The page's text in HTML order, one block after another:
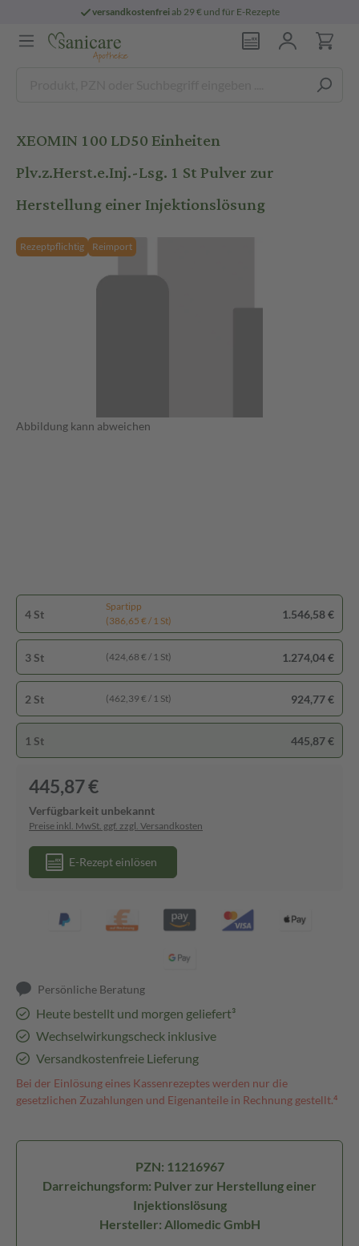
versandkostenfreiab 29 € und für E-Rezepte
XEOMIN 100 LD50 Einheiten
Plv.z.Herst.e.Inj.-Lsg. 1 St Pulver zur
Herstellung einer Injektionslösung
Rezeptpflichtig Reimport
Abbildung kann abweichen
4 St
Spartipp
(386,65 € / 1 St)
1.546,58 €
3 St (424,68 € / 1 St) 1.274,04 €
2 St (462,39 € / 1 St) 924,77 €
1 St 445,87 €
445,87 €
Verfügbarkeit unbekannt
Preise inkl. MwSt. ggf. zzgl. Versandkosten
E-Rezept einlösen
Persönliche Beratung
Heute bestellt und morgen geliefert³
Wechselwirkungscheck inklusive
Versandkostenfreie Lieferung
Bei der Einlösung eines Kassenrezeptes werden nur die
gesetzlichen Zuzahlungen und Eigenanteile in Rechnung gestellt.⁴
PZN: 11216967
Darreichungsform: Pulver zur Herstellung einer
Injektionslösung
Hersteller: Allomedic GmbH